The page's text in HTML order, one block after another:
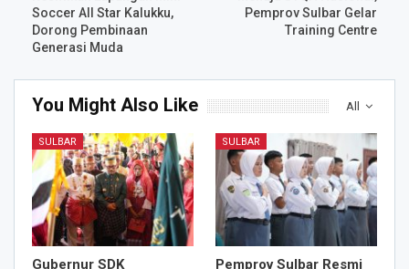
Soccer All Star Kalukku,
Dorong Pembinaan
Generasi Muda
Pemprov Sulbar Gelar
Training Centre
All
You Might Also Like
SULBAR
Gubernur SDK
SULBAR
Pemprov Sulbar Resmi